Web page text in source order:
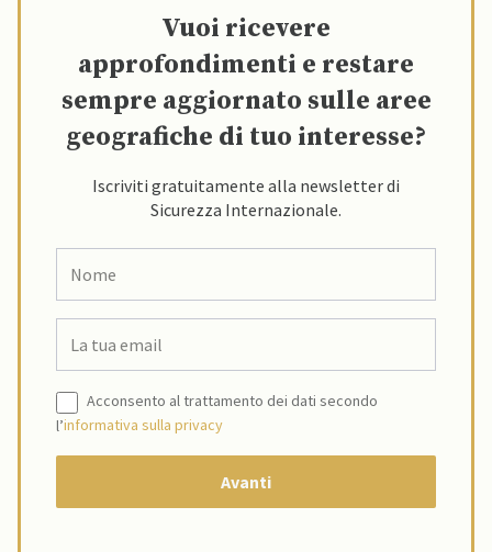
Vuoi ricevere
approfondimenti e restare
sempre aggiornato sulle aree
geografiche di tuo interesse?
Iscriviti gratuitamente alla newsletter di
Sicurezza Internazionale.
Acconsento al trattamento dei dati secondo
l’informativa sulla privacy